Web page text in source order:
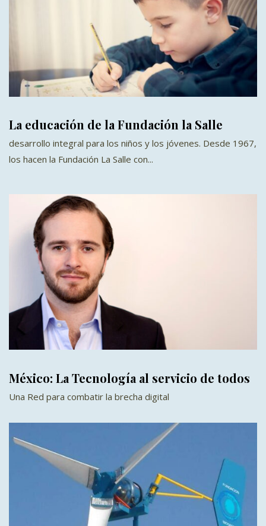
La educación de la Fundación la Salle
desarrollo integral para los niños y los jóvenes. Desde 1967,
los hacen la Fundación La Salle con...
México: La Tecnología al servicio de todos
Una Red para combatir la brecha digital